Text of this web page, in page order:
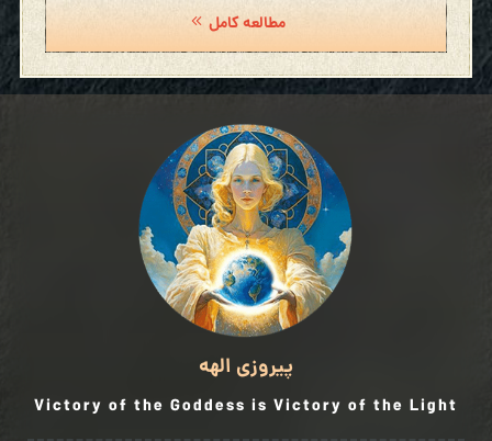
مطالعه کامل
پیروزی الهه
Victory of the Goddess is Victory of the Light